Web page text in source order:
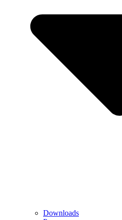
Downloads